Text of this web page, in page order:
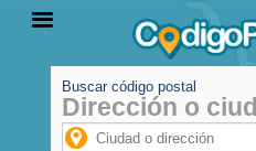
PROVINCIAS
Buscar código postal
Dirección o